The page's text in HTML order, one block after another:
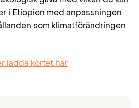
i Etiopien med anpassningen
som klimatförändringen
ladda kortet här